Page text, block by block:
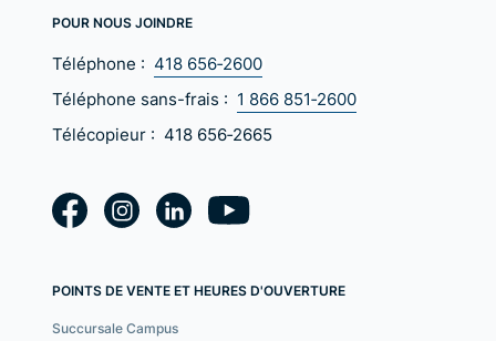
POUR NOUS JOINDRE
Téléphone : 418 656‑2600
Téléphone sans-frais : 1 866 851‑2600
Télécopieur : 418 656‑2665
POINTS DE VENTE ET HEURES D'OUVERTURE
Succursale Campus